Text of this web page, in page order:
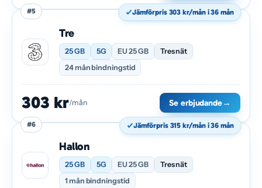
#5
Tre
25 GB 5G EU 25 GB
Tres nät
24 mån bindningstid
Jämförpris 303 kr/mån i 36 mån
303 kr/mån Se erbjudande→
#6
Hallon
25 GB 5G EU 25 GB
Tres nät
1 mån bindningstid
Jämförpris 315 kr/mån i 36 mån